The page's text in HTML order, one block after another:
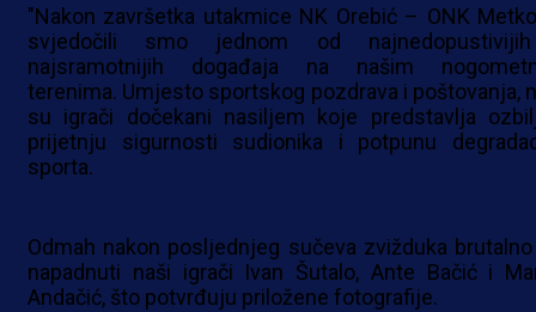
"Nakon završetka utakmice NK Orebić – ONK
svjedočili smo jednom od
najsramotnijih događaja na našim
terenima. Umjesto sportskog pozdrava i poštovanja,
su igrači dočekani nasiljem koje predstavlja
prijetnju sigurnosti sudionika i potpunu
sporta.
Odmah nakon posljednjeg sučeva zvižduka
napadnuti naši igrači Ivan Šutalo, Ante Bačić i
Andačić, što potvrđuju priložene fotografije.